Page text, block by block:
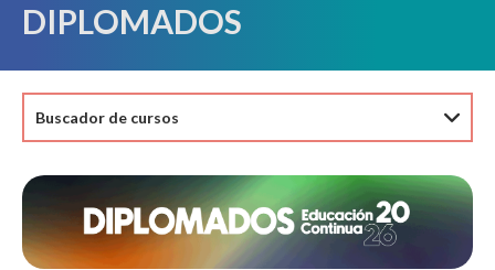
DIPLOMADOS
Buscador de cursos